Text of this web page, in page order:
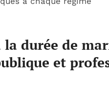
durée de
et